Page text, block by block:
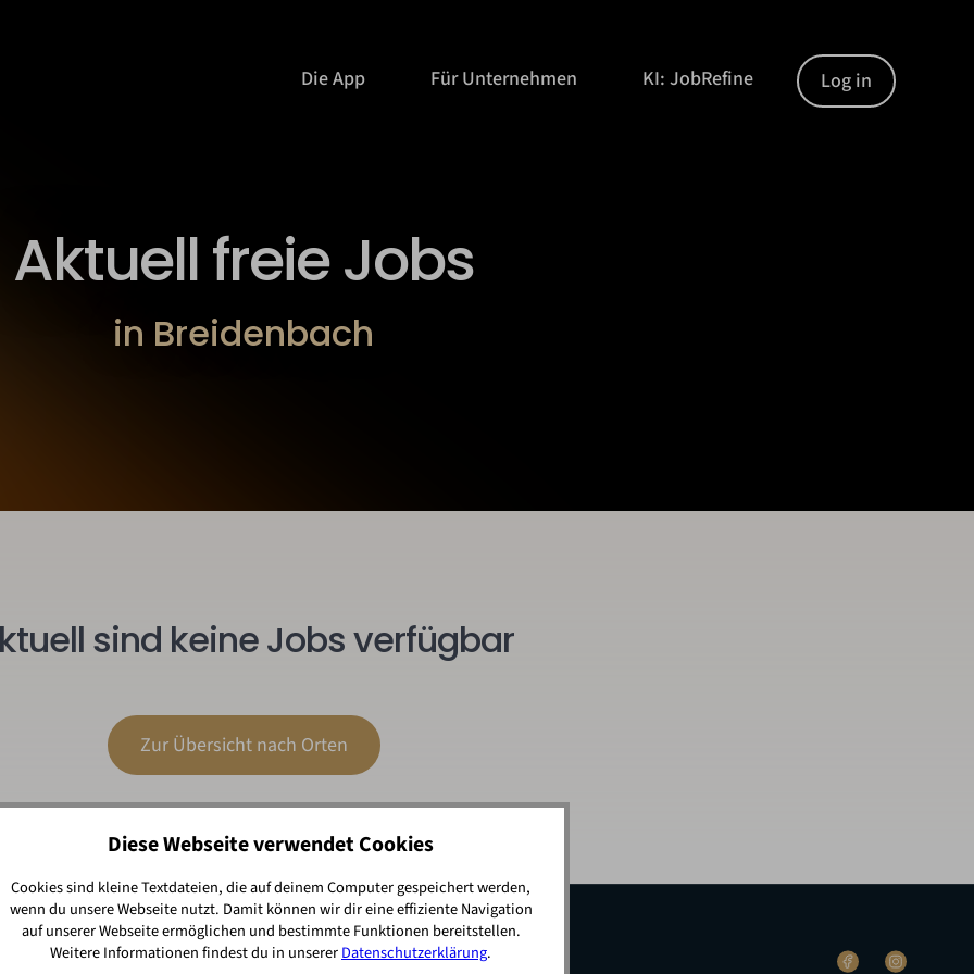
Die App Für Unternehmen KI: JobRefine Log in
Aktuell freie Jobs
in Breidenbach
sind keine Jobs verfügbar
Zur Übersicht nach Orten
Diese Webseite verwendet Cookies
Cookies sind kleine Textdateien, die auf deinem Computer gespeichert werden,
wenn du unsere Webseite nutzt. Damit können wir dir eine effiziente Navigation
auf unserer Webseite ermöglichen und bestimmte Funktionen bereitstellen.
Weitere Informationen findest du in unsererDatenschutzerklärung.